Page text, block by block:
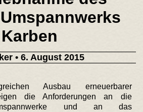
Umspannwerks
Karben
• 6. August 2015
Ausbau erneuerbarer
die Anforderungen an die
und an das